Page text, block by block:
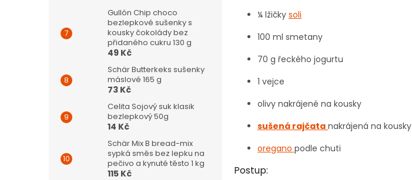
Gullón Chip choco
bezlepkové sušenky s
kousky čokolády bez
přidaného cukru 130 g
49 Kč
Schär Butterkeks sušenky
máslové 165 g
73 Kč
Celita Sojový suk klasik
bezlepkový 50g
14 Kč
Schär Mix B bread-mix
sypká směs bez lepku na
pečivo a kynuté těsto 1 kg
115 Kč
¼ lžičky soli
100 ml smetany
70 g řeckého jogurtu
1 vejce
olivy nakrájené na kousky
sušená rajčata nakrájená na kousky
oregano podle chuti
Postup: